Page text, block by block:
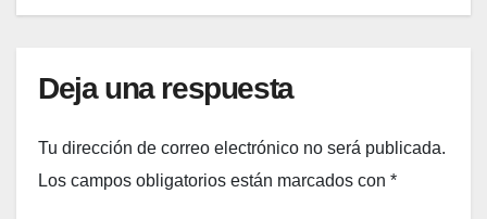
Deja una respuesta
Tu dirección de correo electrónico no será publicada.
Los campos obligatorios están marcados con *